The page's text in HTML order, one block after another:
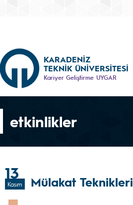
KARADENİZ
TEKNİK ÜNİVERSİTESİ
Kariyer Geliştirme UYGAR
etkinlikler
13
Kasım Mülakat Teknikleri